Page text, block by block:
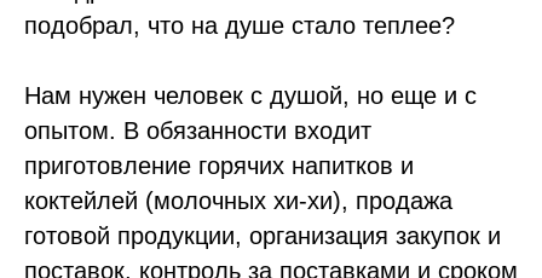
подобрал, что на душе стало теплее?
Нам нужен человек с душой, но еще и с
опытом. В обязанности входит
приготовление горячих напитков и
коктейлей (молочных хи-хи), продажа
готовой продукции, организация закупок и
поставок, контроль за поставками и сроком